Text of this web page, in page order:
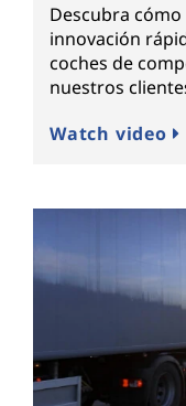
Descubra cómo
innovación
coches de
nuestros
Watch video